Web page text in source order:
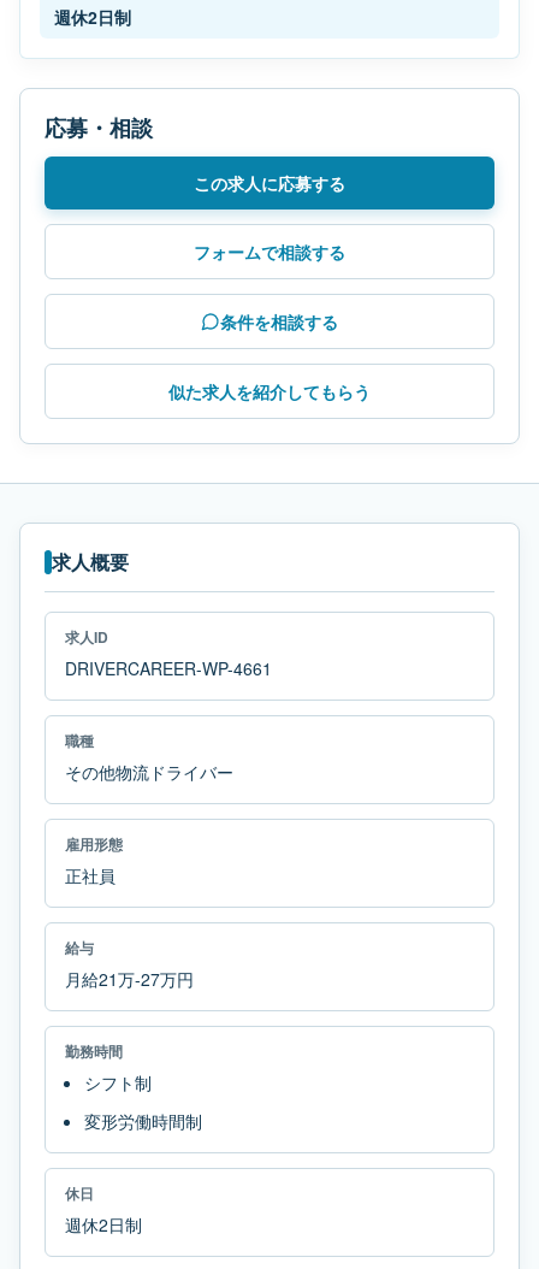
週休2日制
応募・相談
この求人に応募する
フォームで相談する
条件を相談する
似た求人を紹介してもらう
求人概要
求人ID
DRIVERCAREER-WP-4661
職種
その他物流ドライバー
雇用形態
正社員
給与
月給21万-27万円
勤務時間
シフト制
変形労働時間制
休日
週休2日制